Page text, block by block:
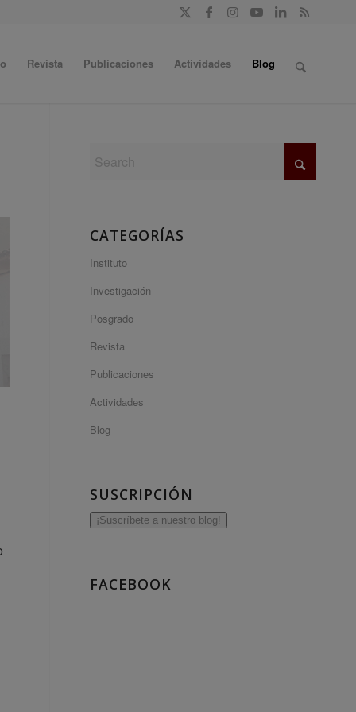
Revista Publicaciones Actividades Blog
CATEGORÍAS
Instituto
Investigación
Posgrado
Revista
Publicaciones
Actividades
Blog
SUSCRIPCIÓN
¡Suscríbete a nuestro blog!
FACEBOOK